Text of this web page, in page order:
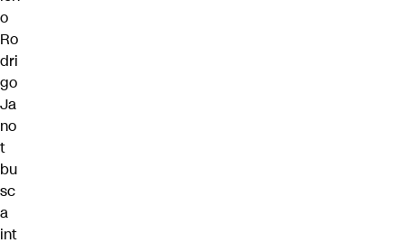
o
Ro
dri
go
Ja
no
t
bu
sc
a
int